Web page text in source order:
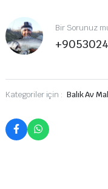
Bir Sorunuz
Kategoriler için : Balık Av